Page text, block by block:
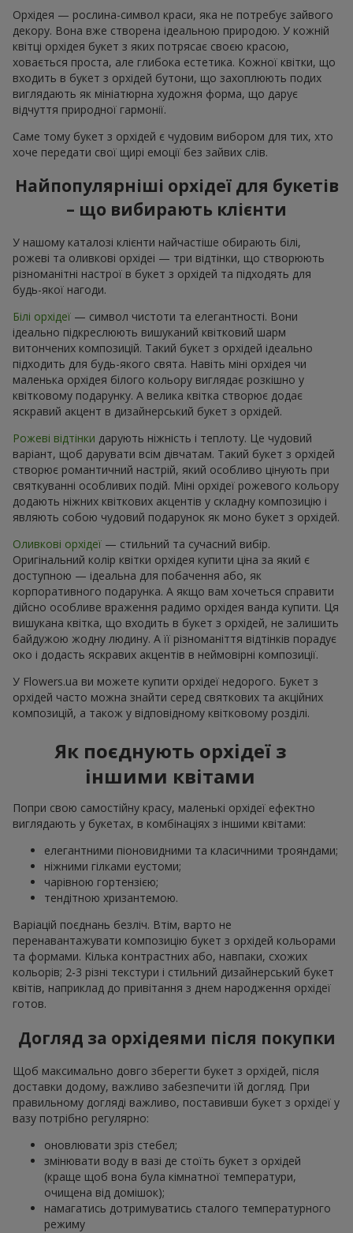
Орхідея — рослина-символ краси, яка не потребує зайвого
декору. Вона вже створена ідеальною природою. У кожній
квітці орхідея букет з яких потрясає своєю красою,
ховається проста, але глибока естетика. Кожної квітки, що
входить в букет з орхідей бутони, що захоплюють подих
виглядають як мініатюрна художня форма, що дарує
відчуття природної гармонії.
Саме тому букет з орхідей є чудовим вибором для тих, хто
хоче передати свої щирі емоції без зайвих слів.
Найпопулярніші орхідеї для букетів
– що вибирають клієнти
У нашому каталозі клієнти найчастіше обирають білі,
рожеві та оливкові орхідеі — три відтінки, що створюють
різноманітні настрої в букет з орхідей та підходять для
будь-якої нагоди.
Білі орхідеї — символ чистоти та елегантності. Вони
ідеально підкреслюють вишуканий квітковий шарм
витончених композицій. Такий букет з орхідей ідеально
підходить для будь-якого свята. Навіть міні орхідея чи
маленька орхідея білого кольору виглядає розкішно у
квітковому подарунку. А велика квітка створює додає
яскравий акцент в дизайнерський букет з орхідей.
Рожеві відтінки дарують ніжність і теплоту. Це чудовий
варіант, щоб дарувати всім дівчатам. Такий букет з орхідей
створює романтичний настрій, який особливо цінують при
святкуванні особливих подій. Міні орхідеї рожевого кольору
додають ніжних квіткових акцентів у складну композицію і
являють собою чудовий подарунок як моно букет з орхідей.
Оливкові орхідеї — стильний та сучасний вибір.
Оригінальний колір квітки орхідея купити ціна за який є
доступною — ідеальна для побачення або, як
корпоративного подарунка. А якщо вам хочеться справити
дійсно особливе враження радимо орхідея ванда купити. Ця
вишукана квітка, що входить в букет з орхідей, не залишить
байдужою жодну людину. А її різноманіття відтінків порадує
око і додасть яскравих акцентів в неймовірні композиції.
У Flowers.ua ви можете купити орхідеї недорого. Букет з
орхідей часто можна знайти серед святкових та акційних
композицій, а також у відповідному квітковому розділі.
Як поєднують орхідеї з
іншими квітами
Попри свою самостійну красу, маленькі орхідеї ефектно
виглядають у букетах, в комбінаціях з іншими квітами:
елегантними піоновидними та класичними трояндами;
ніжними гілками еустоми;
чарівною гортензією;
тендітною хризантемою.
Варіацій поєднань безліч. Втім, варто не
перенавантажувати композицію букет з орхідей кольорами
та формами. Кілька контрастних або, навпаки, схожих
кольорів; 2-3 різні текстури і стильний дизайнерський букет
квітів, наприклад до привітання з днем народження орхідеї
готов.
Догляд за орхідеями після покупки
Щоб максимально довго зберегти букет з орхідей, після
доставки додому, важливо забезпечити їй догляд. При
правильному догляді важливо, поставивши букет з орхідеї у
вазу потрібно регулярно:
оновлювати зріз стебел;
змінювати воду в вазі де стоїть букет з орхідей
(краще щоб вона була кімнатної температури,
очищена від домішок);
намагатись дотримуватись сталого температурного
режиму